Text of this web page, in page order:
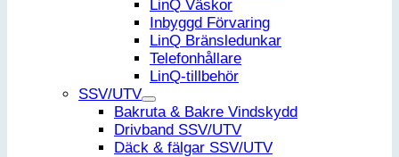
LinQ Väskor
Inbyggd Förvaring
LinQ Bränsledunkar
Telefonhållare
LinQ-tillbehör
SSV/UTV
Bakruta & Bakre Vindskydd
Drivband SSV/UTV
Däck & fälgar SSV/UTV